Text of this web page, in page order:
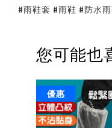
#雨鞋套 #雨鞋 #防水雨
您可能也
優惠